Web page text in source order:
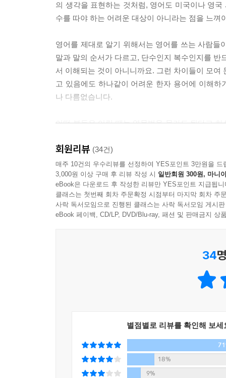
의 생각을 표현하는 것처럼, 영어도 미국이나 영
수를 따야 하는 어려운 대상이 아니라는 점을 느껴
영어를 제대로 알기 위해서는 영어를 쓰는 사람
말과 말의 순서가 다르고, 단수인지 복수인지를
서 이해되는 것이 아니니까요. 그런 차이들이 모
고 있음에도 하나같이 어려운 한자 용어에 이해
나 다름없습니다.
어떤 분들은 어릴 때는 영문법을 몰라도 된다고
정을 거친 아이들에게 그 규칙을 이해하기 쉽게
〈그램그램 영문법 원정대〉 시리즈는 아이들 눈
이가 그램우즈라는 가상 세계에서 리버스 마왕에
영문법 학습 내용과 함께 흥미진진한 어드벤처 이
영문법의 학습은 아이들에게 어려운 용어를 무조
마 도움이 되기를 바랍니다.
---「머리말」중에서
회원리뷰 (34건)
매주 10건의 우수리뷰를 선정하여 YES포인트 3만원을 드
3,000원 이상 구매 후 리뷰 작성 시 일반회원 300원, 마니
eBook은 다운로드 후 작성한 리뷰만 YES포인트 지급됩니
클래스는 첫번째 회차 주문확정 시점부터 마지막 회차 주
사락 독서모임으로 진행된 클래스는 사락 독서모임 게시
eBook 페이백, CD/LP, DVD/Blu-ray, 패션 및 판매금지 상
34
별점별로 리뷰를 확인해 보세
18%
9%